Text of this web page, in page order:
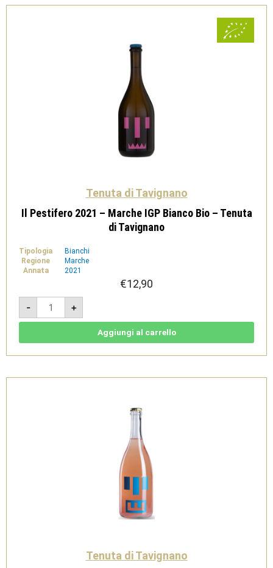
Classico
Tenuta di Tavignano
Il Pestifero 2021 – Marche IGP Bianco Bio – Tenuta
di Tavignano
Tipologia
Bianchi
Regione
Marche
Annata
2021
€12,90
-
Il
Pestifero
2021
-
Bio
di
+
Aggiungi al carrello
Tenuta di Tavignano